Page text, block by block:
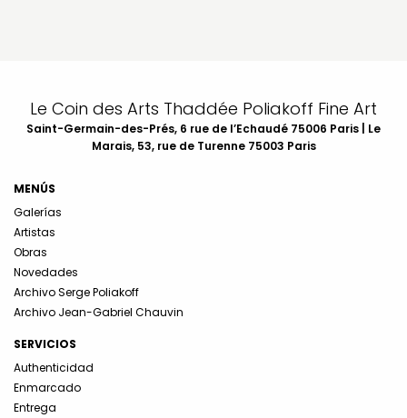
Le Coin des Arts Thaddée Poliakoff Fine Art
Saint-Germain-des-Prés, 6 rue de l’Echaudé 75006 Paris | Le
Marais, 53, rue de Turenne 75003 Paris
MENÚS
Galerías
Artistas
Obras
Novedades
Archivo Serge Poliakoff
Archivo Jean-Gabriel Chauvin
SERVICIOS
Authenticidad
Enmarcado
Entrega